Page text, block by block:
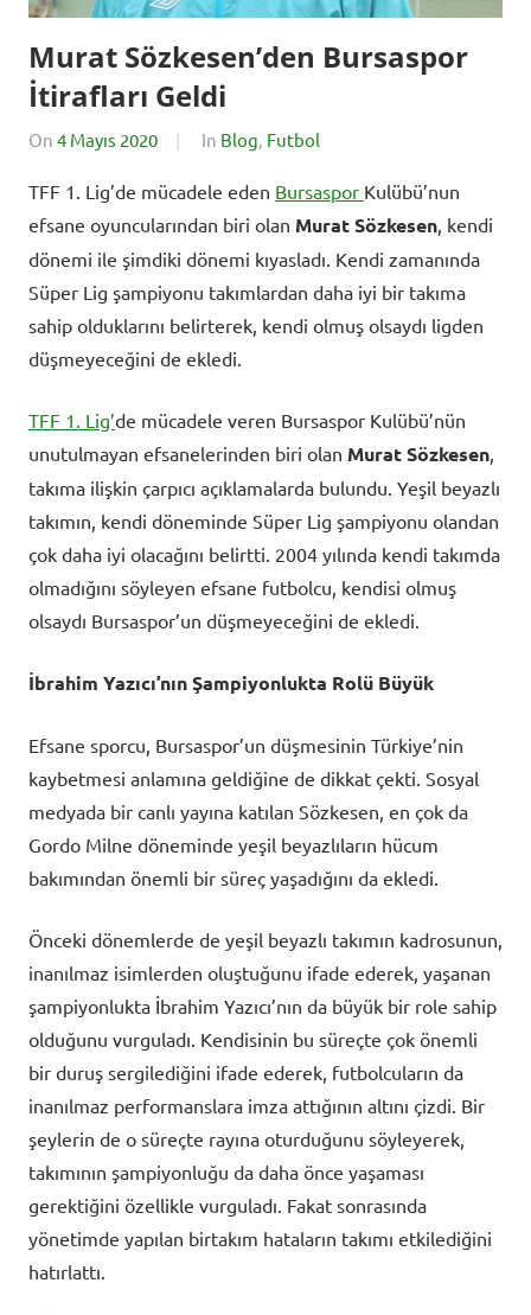
Murat Sözkesen’den Bursaspor
İtirafları Geldi
On 4 Mayıs 2020
By
In Blog Futbol
TFF 1. Lig’de mücadele eden Bursaspor Kulübü’nun
efsane oyuncularından biri olan Murat Sözkesen , kendi
dönemi ile şimdiki dönemi kıyasladı. Kendi zamanında
Süper Lig şampiyonu takımlardan daha iyi bir takıma
sahip olduklarını belirterek, kendi olmuş olsaydı ligden
düşmeyeceğini de ekledi.
TFF 1. Lig’de mücadele veren Bursaspor Kulübü’nün
unutulmayan efsanelerinden biri olan Murat Sözkesen
takıma ilişkin çarpıcı açıklamalarda bulundu. Yeşil beyazlı
takımın, kendi döneminde Süper Lig şampiyonu olandan
çok daha iyi olacağını belirtti. 2004 yılında kendi takımda
olmadığını söyleyen efsane futbolcu, kendisi olmuş
olsaydı Bursaspor’un düşmeyeceğini de ekledi.
İbrahim Yazıcı’nın Şampiyonlukta Rolü Büyük
Efsane sporcu, Bursaspor’un düşmesinin Türkiye’nin
kaybetmesi anlamına geldiğine de dikkat çekti. Sosyal
medyada bir canlı yayına katılan Sözkesen, en çok da
Gordo Milne döneminde yeşil beyazlıların hücum
bakımından önemli bir süreç yaşadığını da ekledi.
Önceki dönemlerde de yeşil beyazlı takımın kadrosunun,
inanılmaz isimlerden oluştuğunu ifade ederek, yaşanan
şampiyonlukta İbrahim Yazıcı’nın da büyük bir role sahip
olduğunu vurguladı. Kendisinin bu süreçte çok önemli
bir duruş sergilediğini ifade ederek, futbolcuların da
inanılmaz performanslara imza attığının altını çizdi. Bir
şeylerin de o süreçte rayına oturduğunu söyleyerek,
takımının şampiyonluğu da daha önce yaşaması
gerektiğini özellikle vurguladı. Fakat sonrasında
yönetimde yapılan birtakım hataların takımı etkilediğini
hatırlattı.